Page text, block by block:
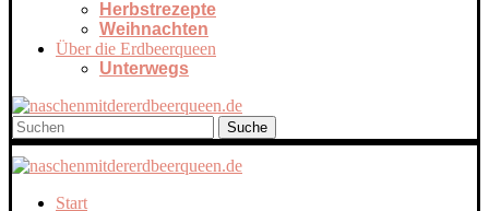
Herbstrezepte
Weihnachten
Über die Erdbeerqueen
Unterwegs
Suche
Start